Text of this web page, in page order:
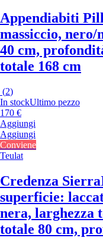
Appendiabiti
massiccio,
40 cm,
totale 168 cm
(2)
In stockUltimo pezzo
170 €
Aggiungi
Aggiungi
Conviene
Teulat
Credenza Sierra
superficie:
nera, larghezza
totale 80 cm,